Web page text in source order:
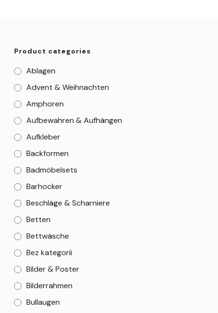
Product categories
Ablagen
Advent & Weihnachten
Amphoren
Aufbewahren & Aufhängen
Aufkleber
Backformen
Badmöbelsets
Barhocker
Beschläge & Scharniere
Betten
Bettwäsche
Bez kategorii
Bilder & Poster
Bilderrahmen
Bullaugen